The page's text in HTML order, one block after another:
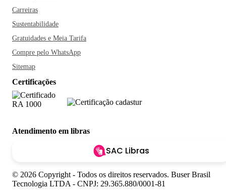
Carreiras
Sustentabilidade
Gratuidades e Meia Tarifa
Compre pelo WhatsApp
Sitemap
Certificações
Atendimento em libras
SAC Libras
© 2026 Copyright - Todos os direitos reservados. Buser Brasil
Tecnologia LTDA - CNPJ: 29.365.880/0001-81